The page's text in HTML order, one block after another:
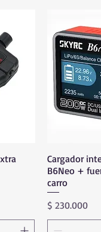
Cargador
B6Neo +
carro
Precio
$ 230.000